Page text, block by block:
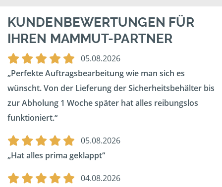
KUNDENBEWERTUNGEN FÜR
IHREN MAMMUT-PARTNER
05.08.2026
Perfekte Auftragsbearbeitung wie man sich es
wünscht. Von der Lieferung der Sicherheitsbehälter bis
zur Abholung 1 Woche später hat alles reibungslos
funktioniert.
05.08.2026
Hat alles prima geklappt
04.08.2026